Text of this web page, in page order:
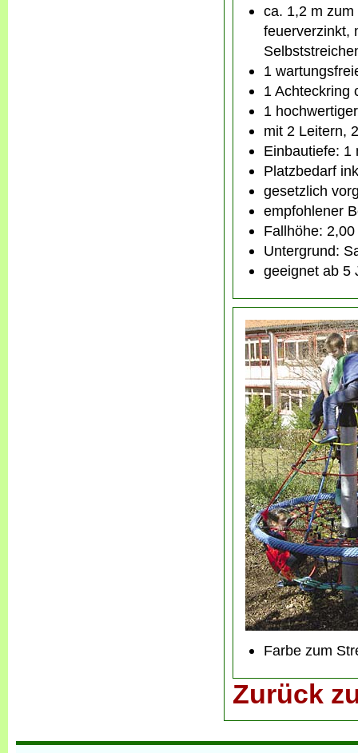
ca. 1,2 m
feuerverzinkt,
1
1 Achteckring
1
mit 2 Leitern,
Einbautiefe: 1
Platzbedarf
gesetzlich
empfohlener
Fallhöhe: 2,00
Untergrund:
geeignet ab 5
Farbe zum
Zurück